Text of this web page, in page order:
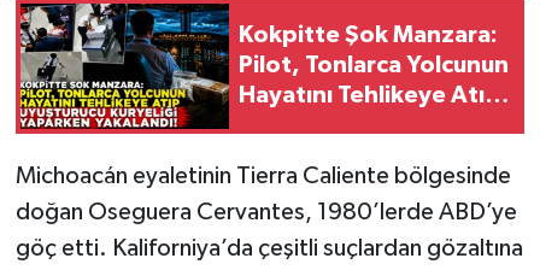
Kokpitte Şok Manzara:
Pilot, Tonlarca Yolcunun
Hayatını Tehlikeye Atıp
Michoacán eyaletinin Tierra Caliente bölgesinde
doğan Oseguera Cervantes, 1980’lerde ABD’ye
göç etti. Kaliforniya’da çeşitli suçlardan gözaltına